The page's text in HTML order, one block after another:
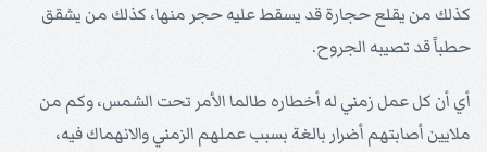
كذلك من يقلع حجارة قد يسقط عليه حجر منها، كذلك من يشقق
حطباً قد تصيبه الجروح.
أي أن كل عمل زمني له أخطاره طالما الأمر تحت الشمس، وكم من
ملايين أصابتهم أضرار بالغة بسبب عملهم الزمني والانهماك فيه،